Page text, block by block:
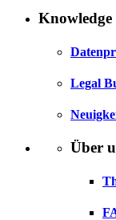
Knowledge
Legal
Über